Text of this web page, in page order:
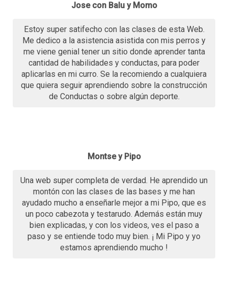
Jose con Balu y Momo
Estoy super satifecho con las clases de esta Web.
Me dedico a la asistencia asistida con mis perros y
me viene genial tener un sitio donde aprender tanta
cantidad de habilidades y conductas, para poder
aplicarlas en mi curro. Se la recomiendo a cualquiera
que quiera seguir aprendiendo sobre la construcción
de Conductas o sobre algún deporte.
Montse y Pipo
Una web super completa de verdad. He aprendido un
montón con las clases de las bases y me han
ayudado mucho a enseñarle mejor a mi Pipo, que es
un poco cabezota y testarudo. Además están muy
bien explicadas, y con los videos, ves el paso a
paso y se entiende todo muy bien. ¡ Mi Pipo y yo
estamos aprendiendo mucho !